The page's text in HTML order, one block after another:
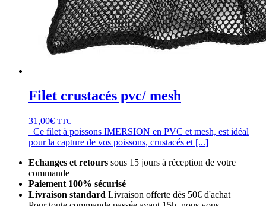
Filet crustacés pvc/ mesh
31,00€ TTC
Ce filet à poissons IMERSION en PVC et mesh, est idéal
pour la capture de vos poissons, crustacés et [...]
Echanges et retours sous 15 jours à réception de votre
commande
Paiement 100% sécurisé
Livraison standard Livraison offerte dés 50€ d'achat